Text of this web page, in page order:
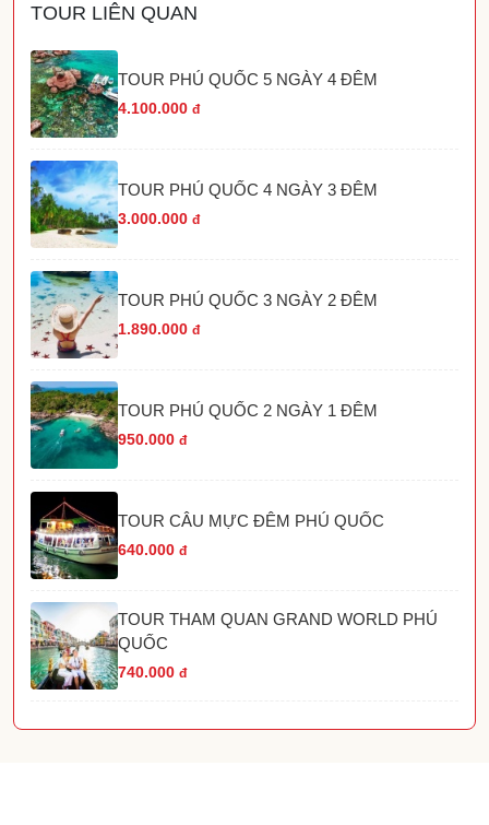
TOUR LIÊN QUAN
TOUR PHÚ QUỐC 5 NGÀY 4 ĐÊM
4.100.000 đ
TOUR PHÚ QUỐC 4 NGÀY 3 ĐÊM
3.000.000 đ
TOUR PHÚ QUỐC 3 NGÀY 2 ĐÊM
1.890.000 đ
TOUR PHÚ QUỐC 2 NGÀY 1 ĐÊM
950.000 đ
TOUR CÂU MỰC ĐÊM PHÚ QUỐC
640.000 đ
TOUR THAM QUAN GRAND WORLD PHÚ
QUỐC
740.000 đ